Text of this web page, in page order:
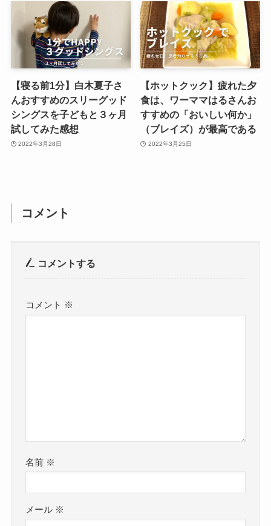
【寝る前1分】白木夏子さ
んおすすめのスリーグッド
シングスを子どもと３ヶ月
試してみた感想
2022年3月28日
【ホットクック】疲れた夕
食は、ワーママはるさんお
すすめの「おいしい何か」
（ブレイズ）が最高である
2022年3月25日
コメント
コメントする
コメント ※
名前 ※
メール ※